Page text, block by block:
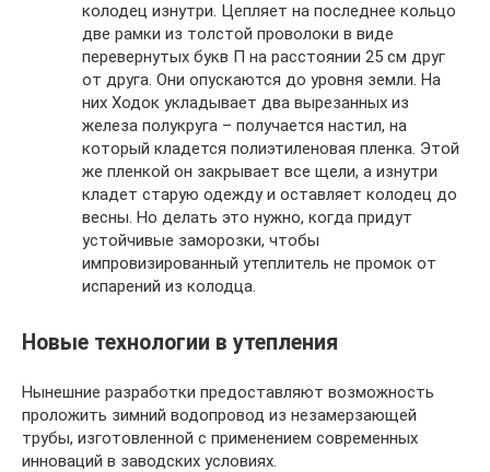
колодец изнутри. Цепляет на последнее кольцо
две рамки из толстой проволоки в виде
перевернутых букв П на расстоянии 25 см друг
от друга. Они опускаются до уровня земли. На
них Ходок укладывает два вырезанных из
железа полукруга – получается настил, на
который кладется полиэтиленовая пленка. Этой
же пленкой он закрывает все щели, а изнутри
кладет старую одежду и оставляет колодец до
весны. Но делать это нужно, когда придут
устойчивые заморозки, чтобы
импровизированный утеплитель не промок от
испарений из колодца.
Новые технологии в утепления
Нынешние разработки предоставляют возможность
проложить зимний водопровод из незамерзающей
трубы, изготовленной с применением современных
инноваций в заводских условиях.